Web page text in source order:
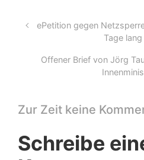
ePetition gegen
Tage
Offener Brief von Jörg
Zur Zeit keine
Schreibe